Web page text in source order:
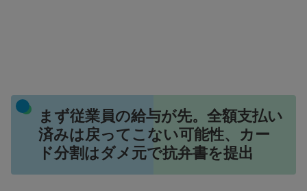
まず従業員の給与が先。全額支払い
済みは戻ってこない可能性、カー
ド分割はダメ元で抗弁書を提出